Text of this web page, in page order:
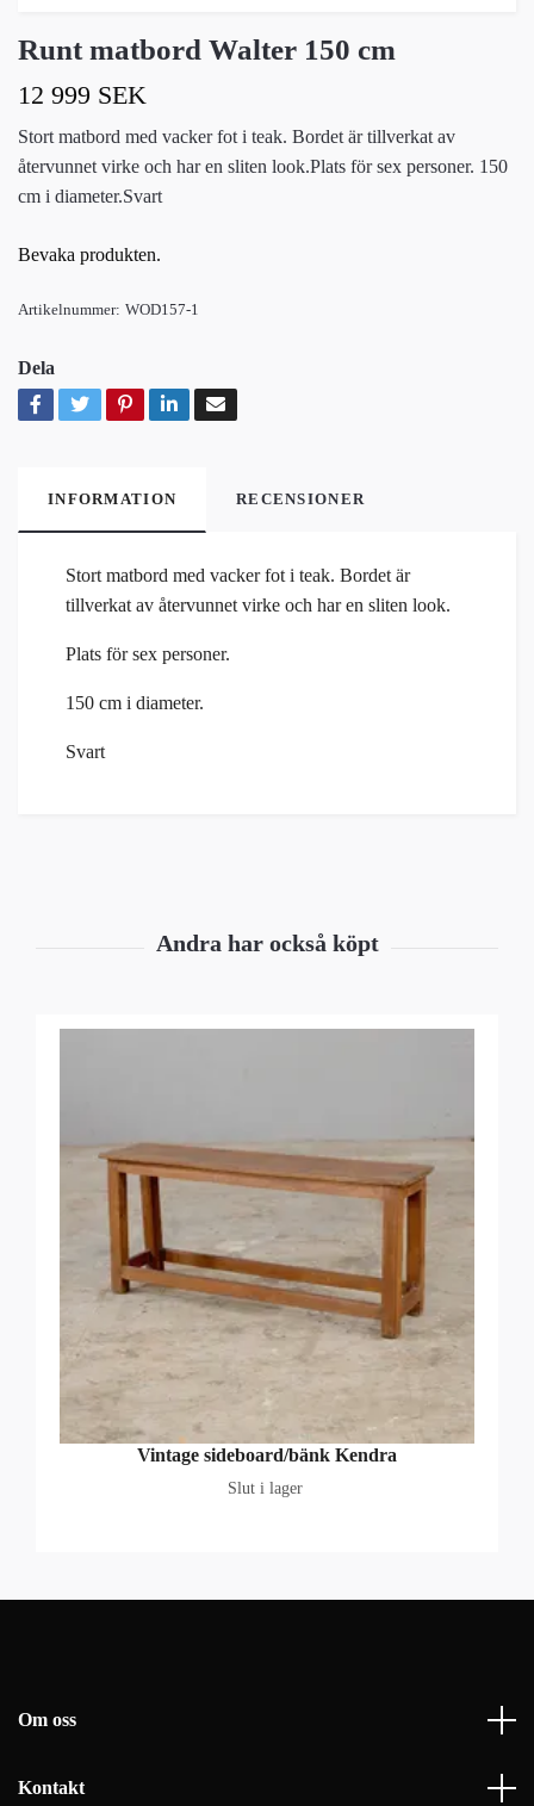
Runt matbord Walter 150 cm
12 999 SEK
Stort matbord med vacker fot i teak. Bordet är tillverkat av
återvunnet virke och har en sliten look.Plats för sex personer. 150
cm i diameter.Svart
Bevaka produkten.
Artikelnummer: WOD157-1
Dela
INFORMATION RECENSIONER
Stort matbord med vacker fot i teak. Bordet är
tillverkat av återvunnet virke och har en sliten look.
Plats för sex personer.
150 cm i diameter.
Svart
Vintage sideboard/bänk Kendra
Slut i lager
Om oss
Kontakt